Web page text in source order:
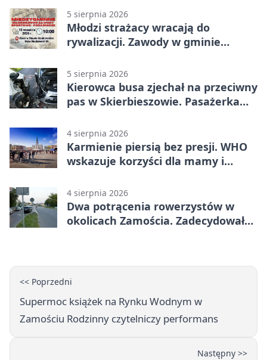
5 sierpnia 2026
Młodzi strażacy wracają do
rywalizacji. Zawody w gminie
5 sierpnia 2026
Kierowca busa zjechał na przeciwny
pas w Skierbieszowie. Pasażerka
4 sierpnia 2026
Karmienie piersią bez presji. WHO
wskazuje korzyści dla mamy i
4 sierpnia 2026
Dwa potrącenia rowerzystów w
okolicach Zamościa. Zadecydowało
<< Poprzedni
Supermoc książek na Rynku Wodnym w
Zamościu Rodzinny czytelniczy performans
Następny >>